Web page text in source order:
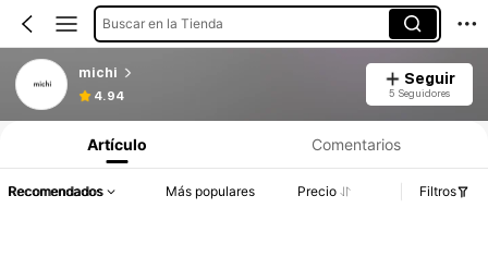
Buscar en la Tienda
michi
4.94
Seguir
5 Seguidores
Artículo Comentarios
Recomendados Más populares Precio Filtros